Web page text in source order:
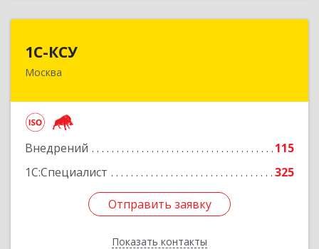
1С-КСУ
Москва
Внедрений
115
1С:Специалист
325
Отправить заявку
Показать контакты
129090, Москва г, вн.тер.г. муниципальный
Подробнее
Отправить заявку
Назад